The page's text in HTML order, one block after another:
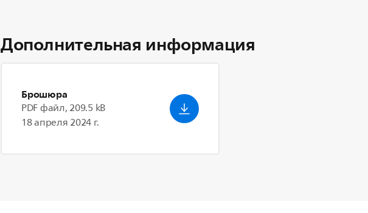
Дополнительная информация
Брошюра
PDF файл, 209.5 kB
18 апреля 2024 г.